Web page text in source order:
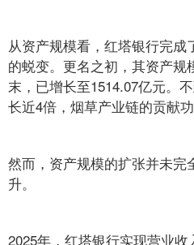
从资产规模看，红塔银行完
的蜕变。更名之初，其资产规
末，已增长至1514.07亿元。
长近4倍，烟草产业链的贡献功
然而，资产规模的扩张并未完
升。
2025年，红塔银行实现营业